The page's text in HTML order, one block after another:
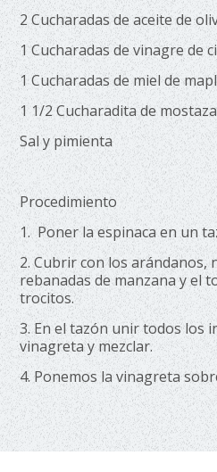
2 Cucharadas de aceite de
1 Cucharadas de vinagre de
1 Cucharadas de miel de
1 1/2 Cucharadita de
Sal y pimienta
Procedimiento
1. Poner la espinaca en un
2. Cubrir con los arándanos,
rebanadas de manzana y el
trocitos.
3. En el tazón unir todos los
vinagreta y mezclar.
4. Ponemos la vinagreta